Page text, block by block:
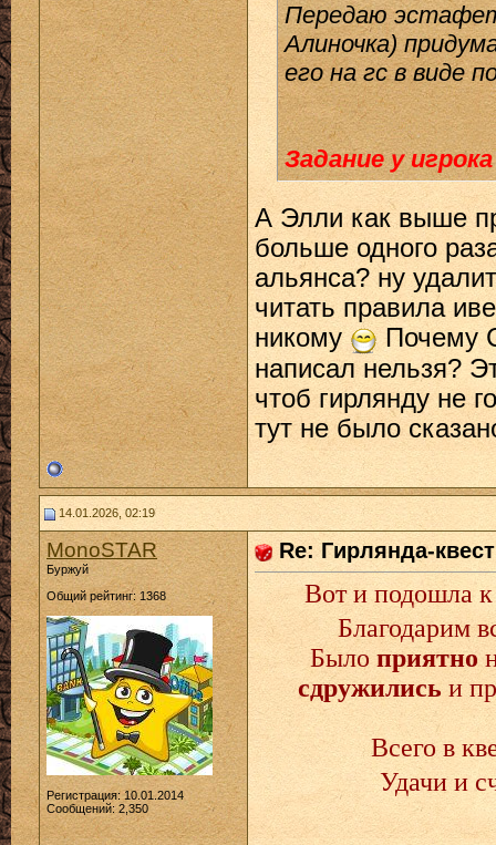
Передаю
Алиночка)
его на гс в виде
Задание у
А Элли как выше
больше одного
альянса? ну
читать правила
никому
Почему
написал нельзя?
чтоб гирлянду не
тут не было
14.01.2026, 02:19
MonoSTAR
Буржуй
Общий рейтинг: 1368
Регистрация: 10.01.2014
Сообщений: 2,350
Re: Гирлянда-
Вот и подошла
Благодарим
Былоприятно
сдружились и
Всего в
Удачи и